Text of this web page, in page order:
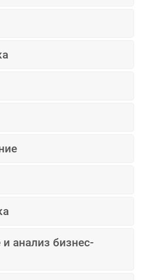
анализ бизнес-